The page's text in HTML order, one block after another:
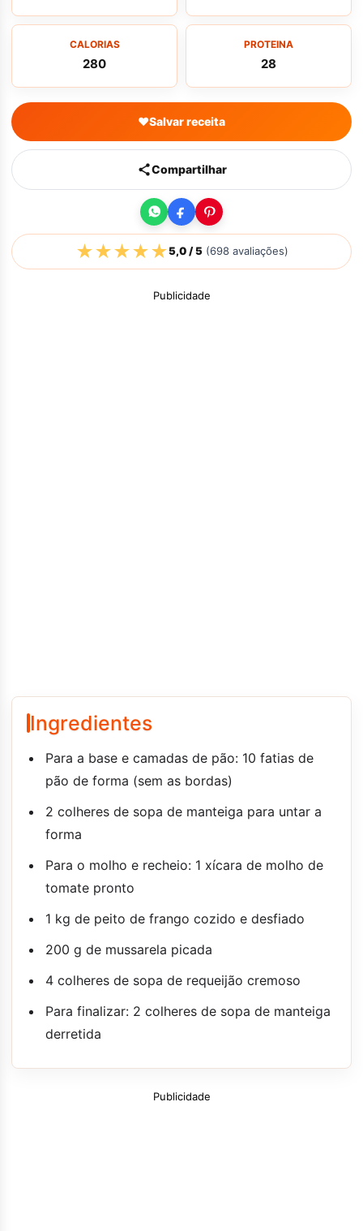
CALORIAS
280
PROTEINA
28
♥Salvar receita
Compartilhar
★★★★★5,0/ 5(698avaliações)
Publicidade
Ingredientes
Para a base e camadas de pão: 10 fatias de
pão de forma (sem as bordas)
2 colheres de sopa de manteiga para untar a
forma
Para o molho e recheio: 1 xícara de molho de
tomate pronto
1 kg de peito de frango cozido e desfiado
200 g de mussarela picada
4 colheres de sopa de requeijão cremoso
Para finalizar: 2 colheres de sopa de manteiga
derretida
Publicidade